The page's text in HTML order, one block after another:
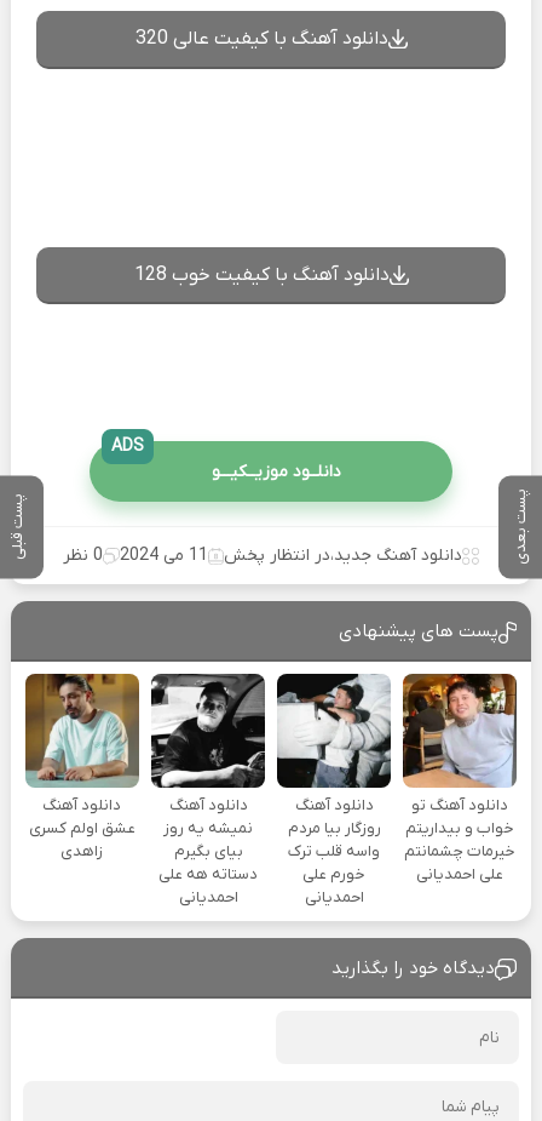
پست بعدی پست قبلی
دانلود آهنگ با کیفیت عالی 320
دانلود آهنگ با کیفیت خوب 128
دانلــود موزیــکیـــو
ADS
دانلود آهنگ جدید،در انتظار پخش 11 می 2024 0 نظر
پست های پیشنهادی
دانلود آهنگ تو
خواب و بیداریتم
خیرمات چشمانتم
علی احمدیانی
دانلود آهنگ
روزگار بیا مردم
واسه قلب ترک
خورم علی
احمدیانی
دانلود آهنگ
نمیشه یه روز
بیای بگیرم
دستاته هه علی
احمدیانی
دانلود آهنگ
عشق اولم کسری
زاهدی
دیدگاه خود را بگذارید